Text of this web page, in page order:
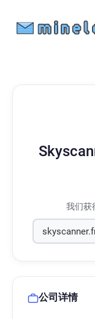
我们获
公司详情